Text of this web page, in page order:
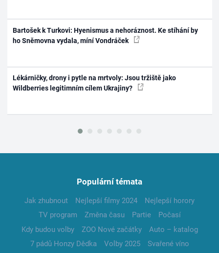
Bartošek k Turkovi: Hyenismus a nehoráznost. Ke stíhání by
ho Sněmovna vydala, míní Vondráček
Lékárničky, drony i pytle na mrtvoly: Jsou tržiště jako
Wildberries legitimním cílem Ukrajiny?
Populární témata
Jak zhubnout Nejlepší filmy 2024
Nejlepší horory
TV program
Změna času Partie
Počasí
Kdy budou volby
ZOO Nové začátky
Auto – katalog
7 pádů Honzy Dědka
Volby 2025
Svařené víno